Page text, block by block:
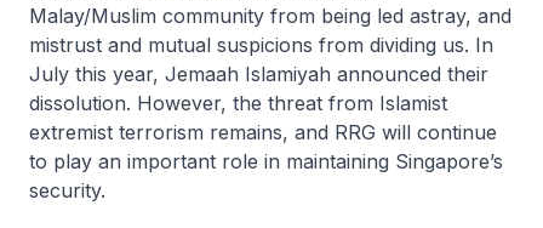
Malay/Muslim community from being led astray, and
mistrust and mutual suspicions from dividing us. In
July this year, Jemaah Islamiyah announced their
dissolution. However, the threat from Islamist
extremist terrorism remains, and RRG will continue
to play an important role in maintaining Singapore’s
security.